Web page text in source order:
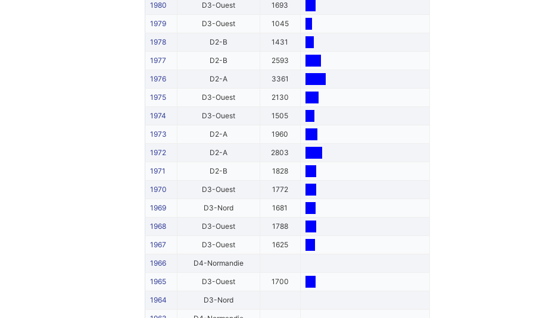
1980 D3-Ouest 1693
1979 D3-Ouest 1045
1978 D2-B 1431
1977 D2-B 2593
1976 D2-A 3361
1975 D3-Ouest 2130
1974 D3-Ouest 1505
1973 D2-A 1960
1972 D2-A 2803
1971 D2-B 1828
1970 D3-Ouest 1772
1969 D3-Nord 1681
1968 D3-Ouest 1788
1967 D3-Ouest 1625
1966 D4-Normandie
1965 D3-Ouest 1700
1964 D3-Nord